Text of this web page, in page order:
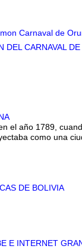
Carnaval de
DEL CARNAVAL
el año 1789,
como una
DE BOLIVIA
E INTERNET